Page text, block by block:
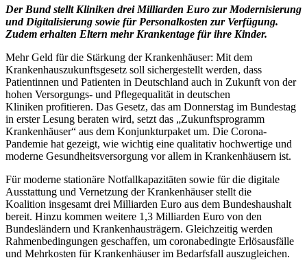
Der Bund stellt Kliniken drei Milliarden Euro zur Modernisierung
und Digitalisierung sowie für Personalkosten zur Verfügung.
Zudem erhalten Eltern mehr Krankentage für ihre Kinder.
Mehr Geld für die Stärkung der Krankenhäuser: Mit dem
Krankenhauszukunftsgesetz soll sichergestellt werden, dass
Patientinnen und Patienten in Deutschland auch in Zukunft von der
hohen Versorgungs- und Pflegequalität in deutschen
Kliniken profitieren. Das Gesetz, das am Donnerstag im Bundestag
in erster Lesung beraten wird, setzt das „Zukunftsprogramm
Krankenhäuser“ aus dem Konjunkturpaket um. Die Corona-
Pandemie hat gezeigt, wie wichtig eine qualitativ hochwertige und
moderne Gesundheitsversorgung vor allem in Krankenhäusern ist.
Für moderne stationäre Notfallkapazitäten sowie für die digitale
Ausstattung und Vernetzung der Krankenhäuser stellt die
Koalition insgesamt drei Milliarden Euro aus dem Bundeshaushalt
bereit. Hinzu kommen weitere 1,3 Milliarden Euro von den
Bundesländern und Krankenhausträgern. Gleichzeitig werden
Rahmenbedingungen geschaffen, um coronabedingte Erlösausfälle
und Mehrkosten für Krankenhäuser im Bedarfsfall auszugleichen.